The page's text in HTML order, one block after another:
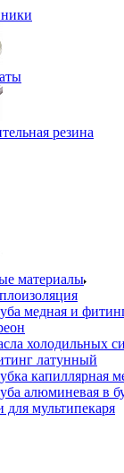
резина
материалы
медная и
холодильных
латунный
капиллярная
алюминевая в
для мультипекаря